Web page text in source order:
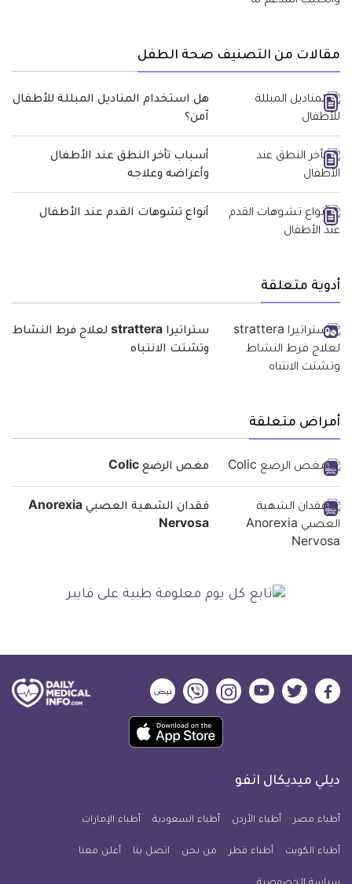
مقالات من التصنيف صحة الطفل
هل استخدام المناديل المبللة للأطفال
آمن؟
أسباب تأخر النطق عند الأطفال
وأعراضه وعلاجه
أنواع تشوهات القدم عند الأطفال
أدوية متعلقة
ستراتيرا strattera لعلاج فرط النشاط
وتشتت الانتباه
أمراض متعلقة
مغص الرضع Colic
فقدان الشهية العصبي Anorexia
Nervosa
ديلي
فيسبوك
ديلي
تويتر
ديلي
ميديكال
يوتيوب
ديلي
ميديكال
انفو
ديلي
ميديكال
انفو
ديلي
ميديكال
انفو
حمل
تطبيق
معلومة
للآيفون
ديلي ميديكال انفو
أطباء مصر أطباء الأردن أطباء السعودية أطباء الإمارات
أطباء الكويت أطباء قطر من نحن اتصل بنا أعلن معنا